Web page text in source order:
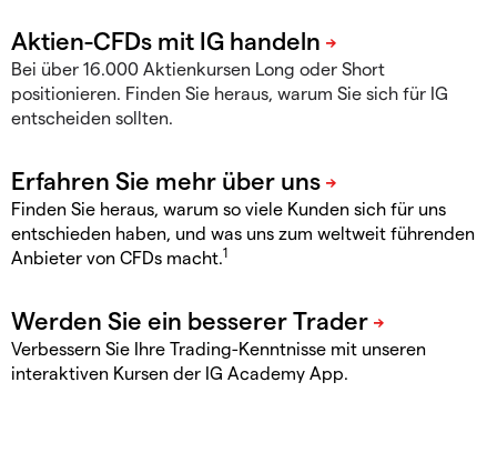
Bei über 16.000 Aktienkursen Long oder Short
positionieren. Finden Sie heraus, warum Sie sich für IG
entscheiden sollten.
Finden Sie heraus, warum so viele Kunden sich für uns
entschieden haben, und was uns zum weltweit führenden
Anbieter von CFDs macht.1
Verbessern Sie Ihre Trading-Kenntnisse mit unseren
interaktiven Kursen der IG Academy App.